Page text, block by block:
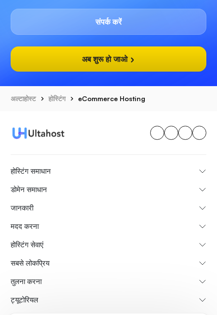
संपर्क करें
अब शुरू हो जाओ
अल्टाहोस्ट होस्टिंग eCommerce Hosting
होस्टिंग समाधान
डोमेन समाधान
जानकारी
मदद करना
होस्टिंग सेवाएं
सबसे लोकप्रिय
तुलना करना
ट्यूटोरियल